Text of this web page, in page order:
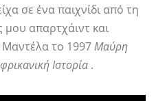
σε ένα παιχνίδι από τη
μου απαρτχάιντ και
το 1997Μαύρη
Ιστορία .